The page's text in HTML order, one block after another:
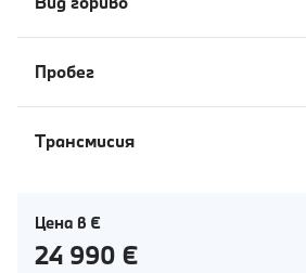
Пробег
Tрансмисия
Цена в €
24 990 €